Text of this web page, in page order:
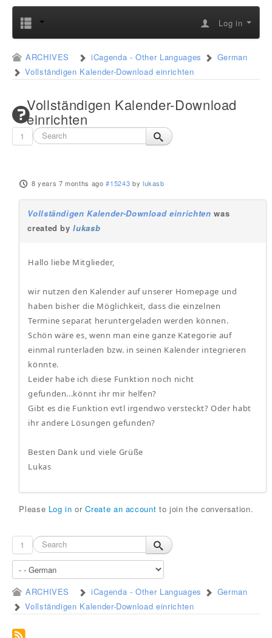
Log in
ARCHIVES iCagenda - Other Languages
German
Vollständigen Kalender-Download einrichten
Vollständigen Kalender-Download
einrichten
1
8 years 7 months ago #15243 by lukasb
Vollständigen Kalender-Download einrichten was
created bylukasb
Hallo liebe Mitglieder,
wir nutzen den Kalender auf unserer Homepage und
haben bisher die Möglichkeit, dass die einzelnen
Termine separat heruntergeladen werden können.
Schön wäre es, wenn man eine ganze Kategorie auf
einmal runterladen bzw. in seinen Kalender integrieren
könnte.
Leider habe ich diese Funktion noch nicht
gefunden...könnt ihr mir helfen?
Gibt es die Funktion evtl irgendwo versteckt? Oder habt
ihr andere Lösungen gefunden?
Besten Dank und viele Grüße
Lukas
Please Log in orCreate an account to join the conversation.
1
ARCHIVES iCagenda - Other Languages
German
Vollständigen Kalender-Download einrichten